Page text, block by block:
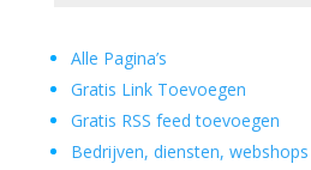
Alle Pagina’s
Gratis Link Toevoegen
Gratis RSS feed toevoegen
Bedrijven, diensten,